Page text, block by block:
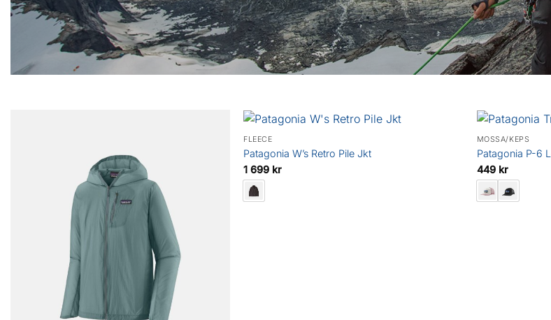
FLEECE
Patagonia W’s Retro Pile Jkt
1 699 kr
MÖSSA/KEPS
Patagonia P-6
449 kr